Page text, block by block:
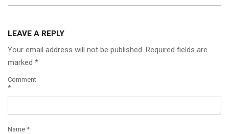
LEAVE A REPLY
Your email address will not be published. Required fields are
marked *
Comment
*
Name *